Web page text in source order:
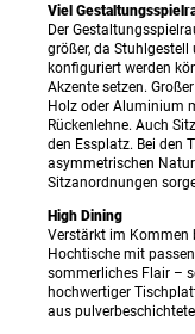
Viel
Der
größer, da Stuhlgestell
konfiguriert werden
Akzente setzen.
Holz oder Aluminium
Rückenlehne. Auch
den Essplatz. Bei den
asymmetrischen
Sitzanordnungen
High Dining
Verstärkt im Kommen
Hochtische mit
sommerliches Flair –
hochwertiger
aus